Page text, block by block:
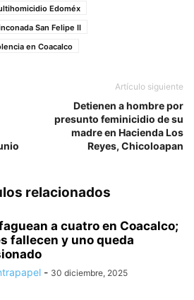
Edoméx
San Felipe II
en Coacalco
Artículo siguiente
Detienen a hombre por
presunto feminicidio de su
madre en Hacienda Los
Reyes, Chicoloapan
relacionados
a cuatro en Coacalco;
fallecen y uno queda
- 30 diciembre, 2025